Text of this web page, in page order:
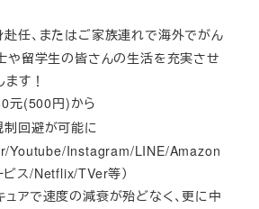
赴任、またはご家族連れで海外でがん
や留学生の皆さんの生活を充実させ
す！
元(500円)から
制回避が可能に
Youtube/Instagram/LINE/Amazon
ス/Netflix/TVer等）
ュアで速度の減衰が殆どなく、更に中